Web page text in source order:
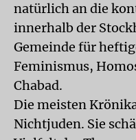
natürlich an die
innerhalb der
Gemeinde für
Feminismus,
Chabad.
Die meisten
Nichtjuden. Sie